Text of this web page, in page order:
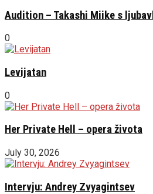
Audition – Takashi Miike s
0
Levijatan
0
Her Private Hell – opera života
July 30, 2026
Intervju: Andrey Zvyagintsev